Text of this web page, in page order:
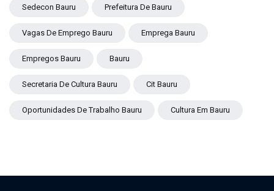
Sedecon Bauru Prefeitura De Bauru
Vagas De Emprego Bauru Emprega Bauru
Empregos Bauru Bauru
Secretaria De Cultura Bauru Cit Bauru
Oportunidades De Trabalho Bauru Cultura Em Bauru